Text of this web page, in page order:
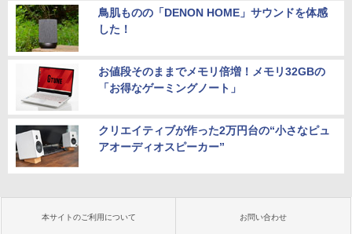
鳥肌ものの「DENON HOME」サウンドを体感
した！
お値段そのままでメモリ倍増！メモリ32GBの
「お得なゲーミングノート」
クリエイティブが作った2万円台の“小さなピュ
アオーディオスピーカー”
本サイトのご利用について お問い合わせ